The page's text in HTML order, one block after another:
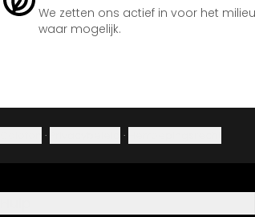
We zetten ons actief in voor het
waar mogelijk.
· ·